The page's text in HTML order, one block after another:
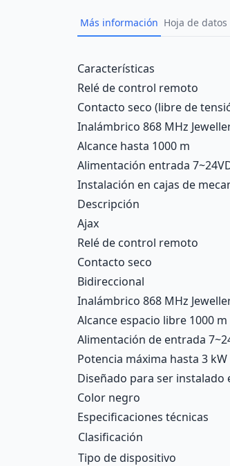
Más información Hoja de datos
Description
Características
Relé de control remoto
Contacto seco (libre de
Inalámbrico 868 MHz
Alcance hasta 1000 m
Alimentación entrada
Instalación en cajas de
Descripción
Ajax
Relé de control remoto
Contacto seco
Bidireccional
Inalámbrico 868 MHz
Alcance espacio libre 1000 m
Alimentación de entrada
Potencia máxima hasta 3 kW
Diseñado para ser
Color negro
Especificaciones técnicas
Clasificación
Tipo de dispositivo